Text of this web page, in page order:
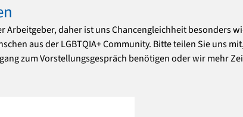
daher ist uns Chancengleichheit besonders
aus der LGBTQIA+ Community. Bitte teilen Sie uns
zum Vorstellungsgespräch benötigen oder wir mehr